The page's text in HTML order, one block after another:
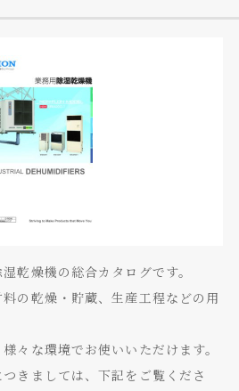
乾燥機の総合カタログです。
の乾燥・貯蔵、生産工程などの用
々な環境でお使いいただけます。
きましては、下記をご覧くださ